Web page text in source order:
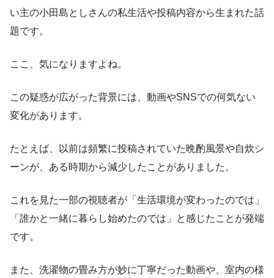
い主の小田島としさんの私生活や投稿内容から生まれた話
題です。
ここ、気になりますよね。
この疑惑が広がった背景には、動画やSNSでの何気ない
変化があります。
たとえば、以前は頻繁に投稿されていた晩酌風景や自炊シ
ーンが、ある時期から減少したことがありました。
これを見た一部の視聴者が「生活環境が変わったのでは」
「誰かと一緒に暮らし始めたのでは」と感じたことが発端
です。
また、洗濯物の畳み方が妙に丁寧だった動画や、室内の様